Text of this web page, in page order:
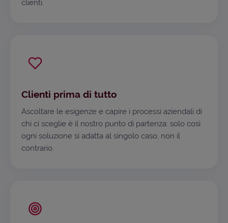
clienti.
Clienti prima di tutto
Ascoltare le esigenze e capire i processi aziendali di
chi ci sceglie è il nostro punto di partenza: solo così
ogni soluzione si adatta al singolo caso, non il
contrario.